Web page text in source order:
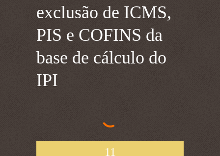
exclusão de ICMS,
PIS e COFINS da
base de cálculo do
IPI
11